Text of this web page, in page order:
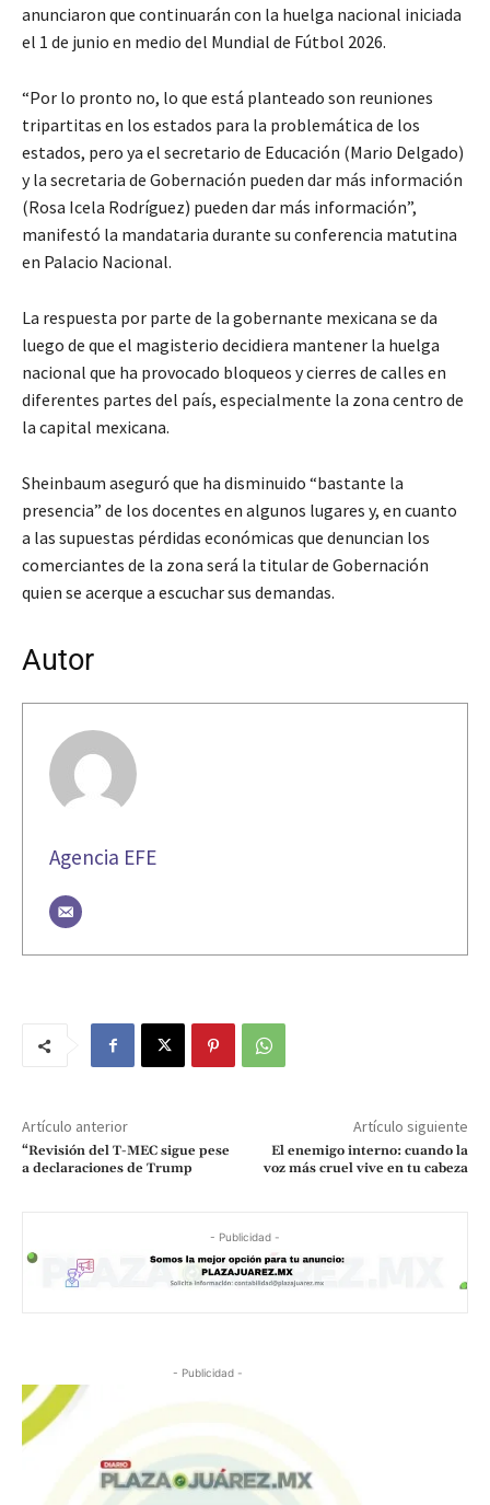
anunciaron que continuarán con la huelga nacional iniciada
el 1 de junio en medio del Mundial de Fútbol 2026.
“Por lo pronto no, lo que está planteado son reuniones
tripartitas en los estados para la problemática de los
estados, pero ya el secretario de Educación (Mario Delgado)
y la secretaria de Gobernación pueden dar más información
(Rosa Icela Rodríguez) pueden dar más información”,
manifestó la mandataria durante su conferencia matutina
en Palacio Nacional.
La respuesta por parte de la gobernante mexicana se da
luego de que el magisterio decidiera mantener la huelga
nacional que ha provocado bloqueos y cierres de calles en
diferentes partes del país, especialmente la zona centro de
la capital mexicana.
Sheinbaum aseguró que ha disminuido “bastante la
presencia” de los docentes en algunos lugares y, en cuanto
a las supuestas pérdidas económicas que denuncian los
comerciantes de la zona será la titular de Gobernación
quien se acerque a escuchar sus demandas.
Autor
Agencia EFE
Artículo anterior
“Revisión del T-MEC sigue pese
a declaraciones de Trump
Artículo siguiente
El enemigo interno: cuando la
voz más cruel vive en tu cabeza
- Publicidad -
- Publicidad -